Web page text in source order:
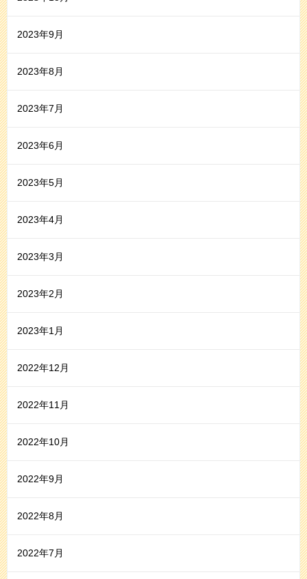
2023年9月
2023年8月
2023年7月
2023年6月
2023年5月
2023年4月
2023年3月
2023年2月
2023年1月
2022年12月
2022年11月
2022年10月
2022年9月
2022年8月
2022年7月